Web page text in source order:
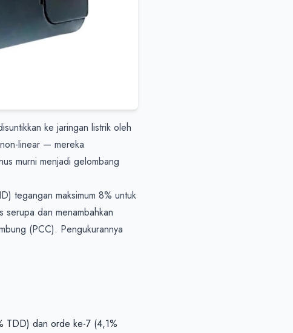
ke jaringan listrik oleh
linear — mereka
murni menjadi gelombang
tegangan maksimum 8% untuk
dan menambahkan
(PCC). Pengukurannya
TDD) dan orde ke-7 (4,1%